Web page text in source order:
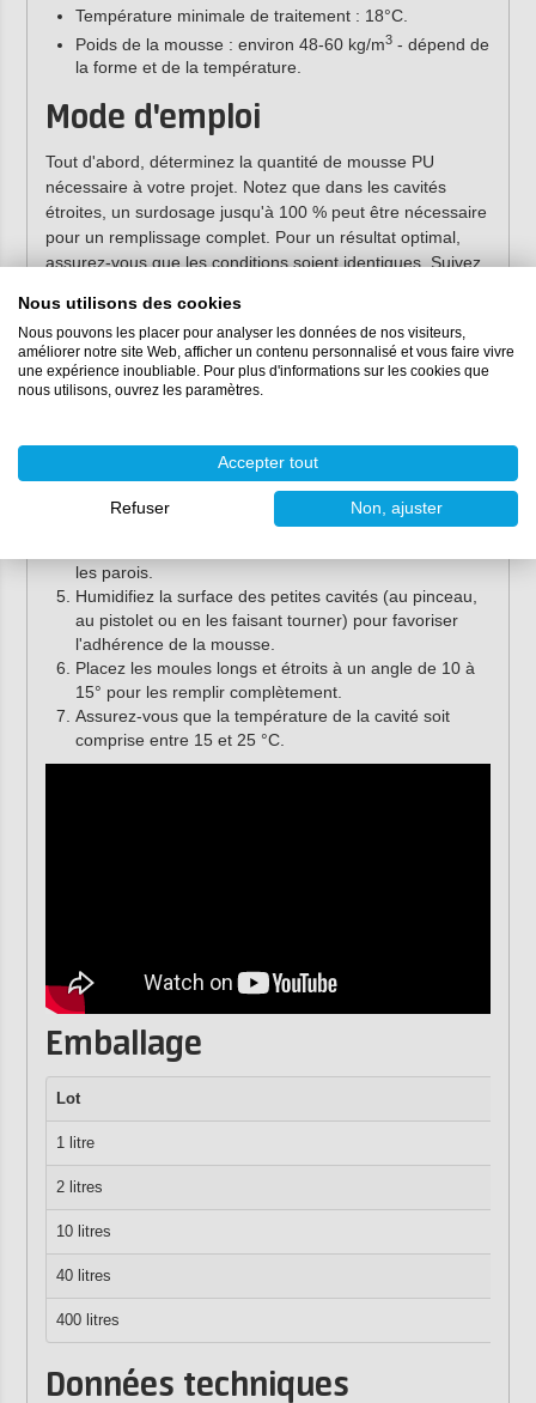
Température minimale de traitement : 18°C.
Poids de la mousse : environ 48-60 kg/m3- dépend de
la forme et de la température.
Mode d'emploi
Tout d'abord, déterminez la quantité de mousse PU
nécessaire à votre projet. Notez que dans les cavités
étroites, un surdosage jusqu'à 100 % peut être nécessaire
pour un remplissage complet. Pour un résultat optimal,
assurez-vous que les conditions soient identiques. Suivez
Maintenez la température des composants A et B
constante (au moins 18 °C).
Pesez ou mesurez précisément les deux composants
Utilisez un mélangeur de grande capacité (par
mélangeur à spirale
vitesse de 1 500 tours par minute pour des lots de 5 à
10 kg. Un surdosage de mousse dans les cavités
les parois.
Humidifiez la surface des petites cavités (au pinceau,
au pistolet ou en les faisant tourner) pour favoriser
l'adhérence de la mousse.
Placez les moules longs et étroits à un angle de 10 à
15° pour les remplir complètement.
Assurez-vous que la température de la cavité soit
comprise entre 15 et 25 °C.
Emballage
Lot
1 litre
2 litres
10 litres
40 litres
400 litres
Données techniques
Nous utilisons des cookies
Nous pouvons les placer pour analyser les données de nos visiteurs,
améliorer notre site Web, afficher un contenu personnalisé et vous faire vivre
une expérience inoubliable. Pour plus d'informations sur les cookies que
nous utilisons, ouvrez les paramètres.
Accepter tout
Refuser Non, ajuster